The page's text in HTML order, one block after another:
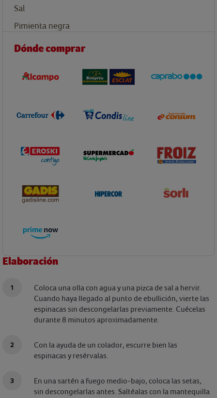
Sal
Pimienta negra
Dónde comprar
Elaboración
Coloca una olla con agua y una pizca de sal a hervir.
Cuando haya llegado al punto de ebullición, vierte las
espinacas sin descongelarlas previamente. Cuécelas
durante 8 minutos aproximadamente.
Con la ayuda de un colador, escurre bien las
espinacas y resérvalas.
En una sartén a fuego medio-bajo, coloca las setas,
sin descongelarlas antes. Saltéalas con la mantequilla